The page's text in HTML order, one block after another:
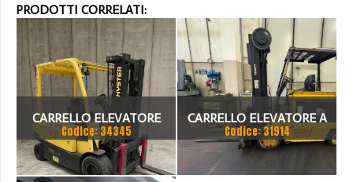
PRODOTTI CORRELATI:
CARRELLO ELEVATORE
HYSTER PORTATA 3500 KG
Codice: 34345
CARRELLO ELEVATORE A
BATTERIE HYSTER 4.00
CON TRASLATORE 4
Codice: 31914